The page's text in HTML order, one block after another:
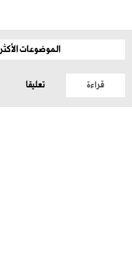
الموضوعات الأكثر
قراءة تعليقا